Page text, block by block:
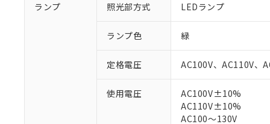
ランプ 照光部方式 LEDランプ
ランプ色 緑
定格電圧 AC100V、AC110V、
使用電圧
AC100V±10%
AC110V±10%
AC100～130V
ご利用条件
※1 対応状況
対応済み：EU
対応予定：EU
対応予定なし：
調査・確認中：
非該当品：ライセ
仕入先様の事情に
※1 中国